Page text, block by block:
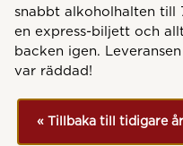
snabbt alkoholhalten till
en express-biljett och
backen igen.
var räddad!
« Tillbaka till tidigare